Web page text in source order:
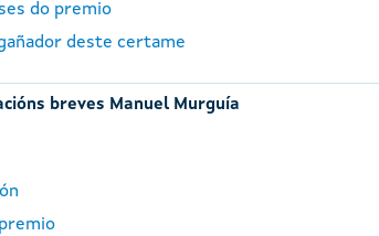
do premio
deste certame
breves Manuel Murguía